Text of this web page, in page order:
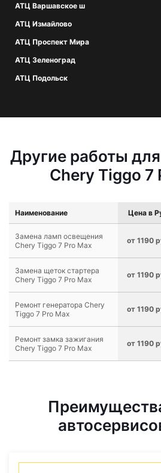
АТЦ Варшавское ш
АТЦ Измайлово
АТЦ Проспект Мира
АТЦ Зеленоград
АТЦ Подольск
Другие работы
Chery Tiggo 7
Наименование Цена в
Замена ламп освещения
Chery Tiggo 7 Pro Max
от 1190
Замена щеток стартера
Chery Tiggo 7 Pro Max
от 1190
Ремонт генератора Chery
Tiggo 7 Pro Max
от 1190
Ремонт замка зажигания
Chery Tiggo 7 Pro Max
от 1190